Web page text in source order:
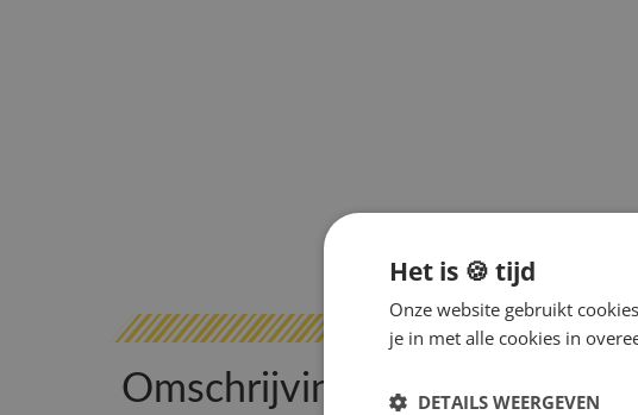
Omschrijving
Het is 🍪 tijd
Onze website gebruikt
je in met alle cookies in
DETAILS WEERGEVEN